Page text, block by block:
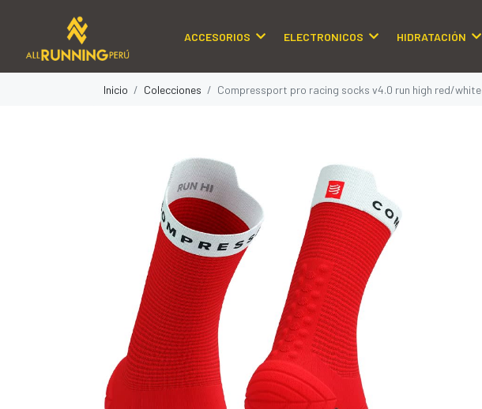
ACCESORIOS ELECTRONICOS HIDRATACIÓN
Inicio Colecciones Compressport pro racing socks v4.0 run high red/white